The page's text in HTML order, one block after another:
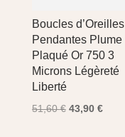
Boucles d’Oreilles
Pendantes Plume
Plaqué Or 750 3
Microns Légèreté
Liberté
51,60€ Le
43,90 €Le